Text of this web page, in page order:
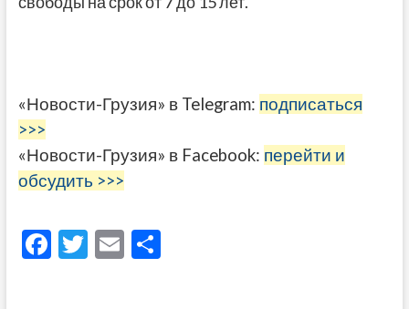
«Новости-Грузия» в Telegram: подписаться
>>>
«Новости-Грузия» в Facebook: перейти и
обсудить >>>
F T E О